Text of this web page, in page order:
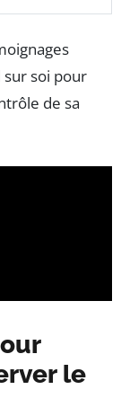
sur soi pour
de sa
le